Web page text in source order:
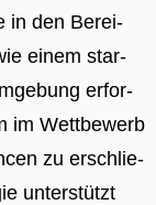
in den Berei­
einem star­
erfor­
im Wett­be­werb
zu erschlie­
unter­stützt